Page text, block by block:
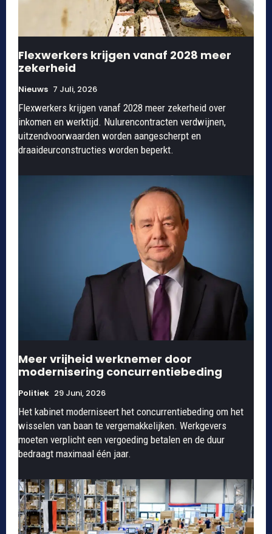
Flexwerkers krijgen vanaf 2028 meer
zekerheid
Nieuws 7 Juli, 2026
Flexwerkers krijgen vanaf 2028 meer zekerheid over
inkomen en werktijd. Nulurencontracten verdwijnen,
uitzendvoorwaarden worden aangescherpt en
draaideurconstructies worden beperkt.
Meer vrijheid werknemer door
modernisering concurrentiebeding
Politiek 29 Juni, 2026
Het kabinet moderniseert het concurrentiebeding om het
wisselen van baan te vergemakkelijken. Werkgevers
moeten verplicht een vergoeding betalen en de duur
bedraagt maximaal één jaar.